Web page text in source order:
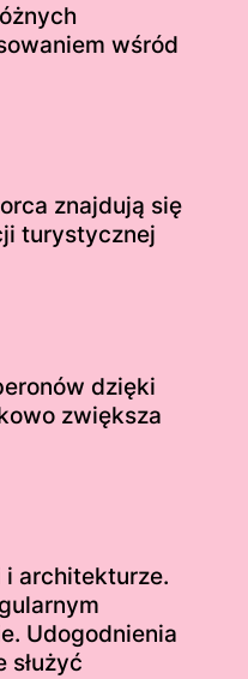
wśród
znajdują się
turystycznej
dzięki
zwiększa
architekturze.
Udogodnienia